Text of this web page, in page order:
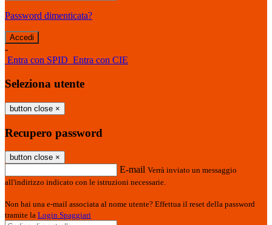
Password dimenticata?
-
Entra con SPID Entra con CIE
Seleziona utente
button close ×
Recupero password
button close ×
E-mail Verrà inviato un messaggio
all'indirizzo indicato con le istruzioni necessarie.
Non hai una e-mail associata al nome utente? Effettua il reset della password
tramite la Login Spaggiari